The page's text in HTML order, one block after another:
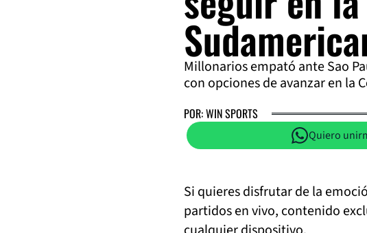
Millonarios empató ante Sao
con opciones de avanzar en la
POR: WIN SPORTS
Quiero
Si quieres disfrutar de la
partidos en vivo, contenido